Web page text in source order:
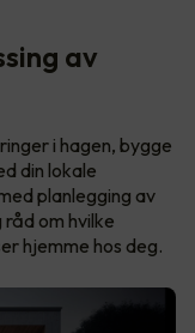
av
i hagen, bygge
din lokale
planlegging av
om hvilke
hjemme hos deg.